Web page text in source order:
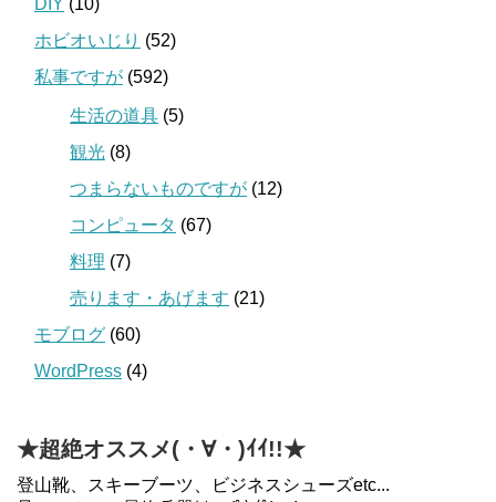
DIY (10)
ホビオいじり (52)
私事ですが (592)
生活の道具 (5)
観光 (8)
つまらないものですが (12)
コンピュータ (67)
料理 (7)
売ります・あげます (21)
モブログ (60)
WordPress (4)
★超絶オススメ(・∀・)ｲｲ!!★
登山靴、スキーブーツ、ビジネスシューズetc...